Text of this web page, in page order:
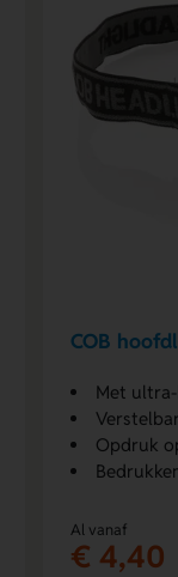
COB
Met
Opdruk
Al vanaf
€ 4,40